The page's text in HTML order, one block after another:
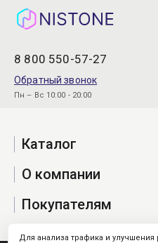
8 800 550-57-27
Обратный звонок
Пн – Вс 10:00 - 20:00
Каталог
О компании
Покупателям
Для анализа трафика и